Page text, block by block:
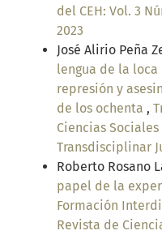
del CEH: Vol. 3
2023
José Alirio Peña
lengua de la
represión y
de los ochenta ,
Ciencias Sociales
Transdisciplinar
Roberto Rosano
papel de la
Formación
Revista de